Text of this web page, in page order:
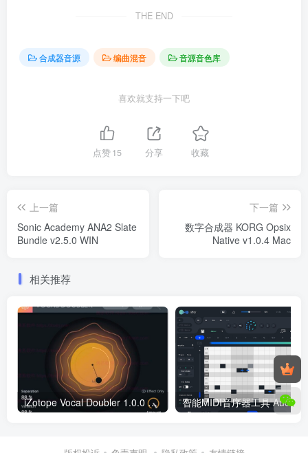
THE END
合成器音源 编曲混音 音源音色库
喜欢就支持一下吧
点赞15 分享 收藏
上一篇
Sonic Academy ANA2 Slate
Bundle v2.5.0 WIN
下一篇
数字合成器 KORG Opsix
Native v1.0.4 Mac
相关推荐
iZotope Vocal Doubler 1.0.0 声音倍增插件